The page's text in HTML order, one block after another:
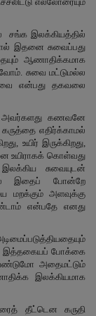
சங்க இலக்கியத்தில்
இதனை சுவைப்பது
ஆணாதிக்கமாக
சுவை மட்டுமல்ல
என்பது தகவலை
அவர்களது கணவனே
கருத்தை எதிர்க்காமல்
உயிர் இருக்கிறது,
உயிராகக் கொள்வது
சுவையுடன்
இதைப் போன்றே
மறக்கும் அளவுக்கு
என்பதே எனது
இத்தகையப் போக்கை
அதைமட்டும்
இலக்கியமாக
தீட்டென கருதி